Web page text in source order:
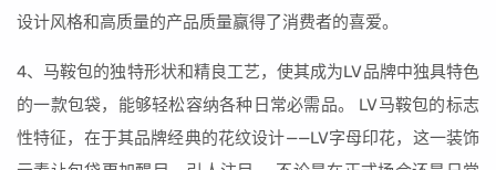
设计风格和高质量的产品质量赢得了消费者的喜爱。
4、马鞍包的独特形状和精良工艺，使其成为LV品牌中独具特色
的一款包袋，能够轻松容纳各种日常必需品。 LV马鞍包的标志
性特征，在于其品牌经典的花纹设计——LV字母印花，这一装饰